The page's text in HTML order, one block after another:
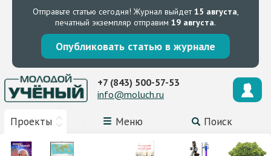
Отправьте статью сегодня! Журнал выйдет15 августа,
печатный экземпляр отправим 19 августа.
Опубликовать статью в журнале
Проекты Меню Поиск
+7 (843) 500-57-53
info@moluch.ru